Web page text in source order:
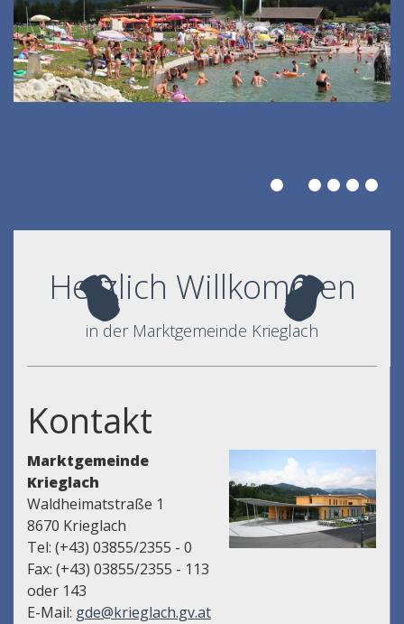
Herzlich Willkommen
in der Marktgemeinde Krieglach
Kontakt
Marktgemeinde
Krieglach
Waldheimatstraße 1
8670 Krieglach
Tel: (+43) 03855/2355 - 0
Fax: (+43) 03855/2355 - 113
oder 143
E-Mail: gde@krieglach.gv.at